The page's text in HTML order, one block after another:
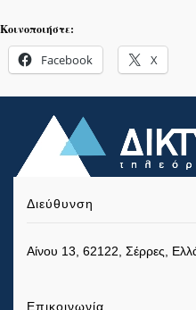
Κοινοποιήστε:
Facebook X
Διεύθυνση
Αίνου 13, 62122, Σέρρες,
Επικοινωνία